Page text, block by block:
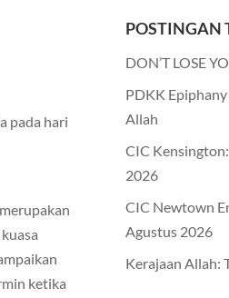
pada hari
ketika
POSTINGAN
DON’T LOSE
PDKK
Allah
CIC
2026
CIC Newtown
Agustus 2026
Kerajaan Allah: